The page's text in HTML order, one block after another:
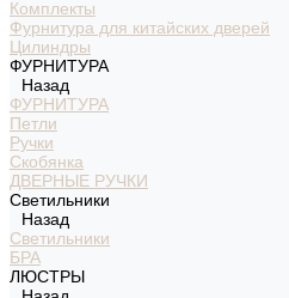
Комплекты
Фурнитура для китайских дверей
Цилиндры
ФУРНИТУРА
Назад
ФУРНИТУРА
Петли
Ручки
Скобянка
ДВЕРНЫЕ РУЧКИ
Светильники
Назад
Светильники
БРА
ЛЮСТРЫ